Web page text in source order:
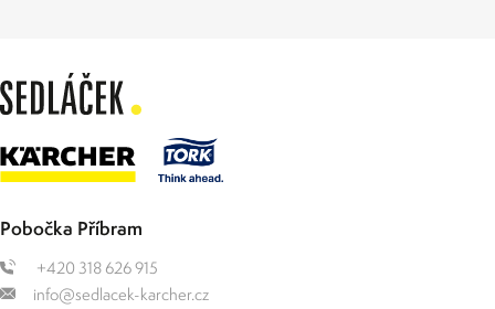
Pobočka Příbram
+420 318 626 915
info@sedlacek-karcher.cz